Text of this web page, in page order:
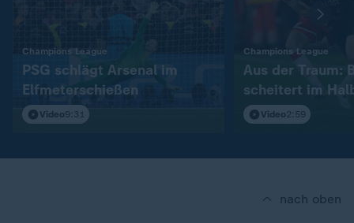
Champions League
PSG schlägt Arsenal im
Elfmeterschießen
Video9:31
Champions League
Aus der Traum:
scheitert im
Video2:59
nach oben